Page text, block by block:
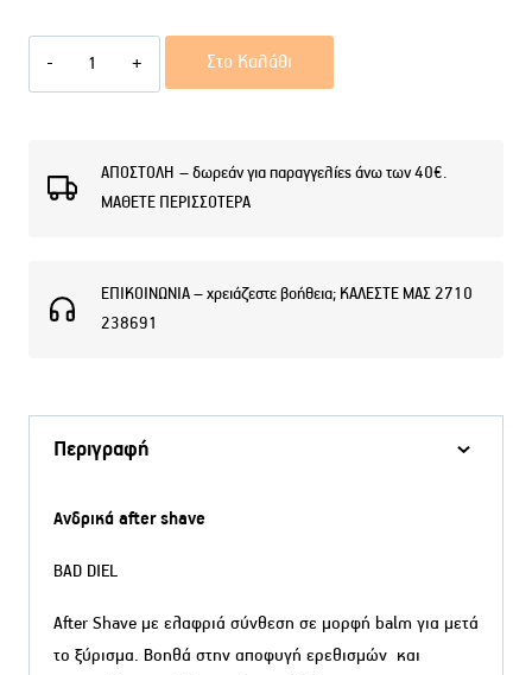
Shave
DIEL
Στο Καλάθι
ΑΠΟΣΤΟΛΗ – δωρεάν για παραγγελίες άνω των 40€.
ΜΑΘΕΤΕ ΠΕΡΙΣΣΟΤΕΡΑ
ΕΠΙΚΟΙΝΩΝΙΑ – χρειάζεστε βοήθεια; ΚΑΛΕΣΤΕ ΜΑΣ 2710
238691
Περιγραφή
Ανδρικά after shave
BAD DIEL
After Shave με ελαφριά σύνθεση σε μορφή balm για μετά
το ξύρισμα. Βοηθά στην αποφυγή ερεθισμών και